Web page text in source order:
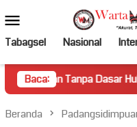
ke
kontenMobile
Tabagsel Nasional
Baca:
Dasar Hukum Picu
Beranda